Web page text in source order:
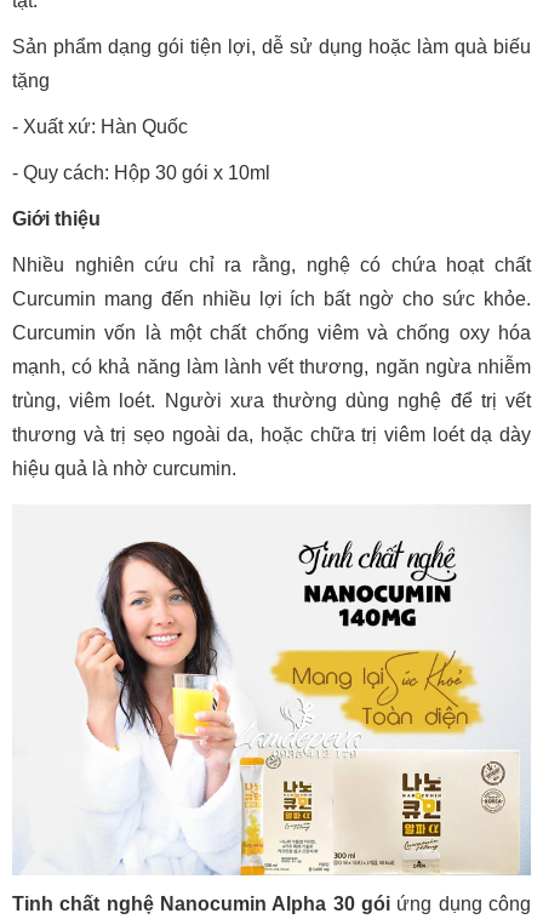
Sản phẩm dạng gói tiện lợi, dễ sử dụng hoặc làm quà biếu
tặng
- Xuất xứ: Hàn Quốc
- Quy cách: Hộp 30 gói x 10ml
Giới thiệu
Nhiều nghiên cứu chỉ ra rằng, nghệ có chứa hoạt chất
Curcumin mang đến nhiều lợi ích bất ngờ cho sức khỏe.
Curcumin vốn là một chất chống viêm và chống oxy hóa
mạnh, có khả năng làm lành vết thương, ngăn ngừa nhiễm
trùng, viêm loét. Người xưa thường dùng nghệ để trị vết
thương và trị sẹo ngoài da, hoặc chữa trị viêm loét dạ dày
hiệu quả là nhờ curcumin.
Tinh chất nghệ Nanocumin Alpha 30 gói ứng dụng công